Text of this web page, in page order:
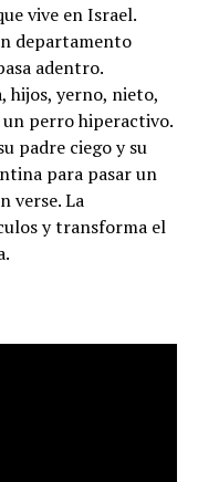
vive en Israel.
departamento
adentro.
hijos, yerno, nieto,
un perro hiperactivo.
padre ciego y su
para pasar un
verse. La
y transforma el